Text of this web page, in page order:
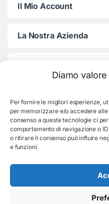
Diamo
Per fornire le migliori esperienze,
per memorizzare e/o accedere
consenso a queste tecnologie ci
comportamento di navigazione o
o ritirare il consenso può influire
e funzioni.
Il Mio Account
La Nostra Azienda
035-